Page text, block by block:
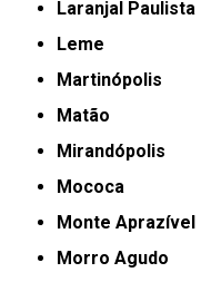
Laranjal Paulista
Leme
Martinópolis
Matão
Mirandópolis
Mococa
Monte Aprazível
Morro Agudo